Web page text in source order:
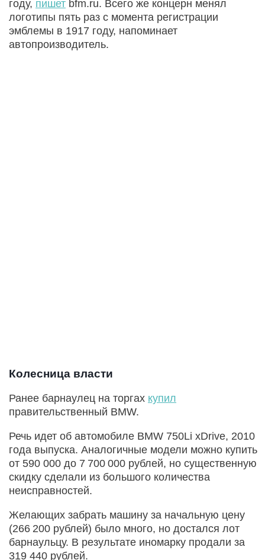
году, пишет bfm.ru. Всего же концерн менял
логотипы пять раз с момента регистрации
эмблемы в 1917 году, напоминает
автопроизводитель.
Колесница власти
Ранее барнаулец на торгах купил
правительственный BMW.
Речь идет об автомобиле BMW 750Li xDrive, 2010
года выпуска. Аналогичные модели можно купить
от 590 000 до 7 700 000 рублей, но существенную
скидку сделали из большого количества
неисправностей.
Желающих забрать машину за начальную цену
(266 200 рублей) было много, но достался лот
барнаульцу. В результате иномарку продали за
319 440 рублей.